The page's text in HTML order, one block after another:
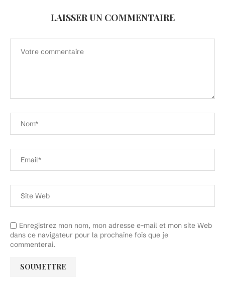
LAISSER UN COMMENTAIRE
Enregistrez mon nom, mon adresse e-mail et mon site Web
dans ce navigateur pour la prochaine fois que je
commenterai.